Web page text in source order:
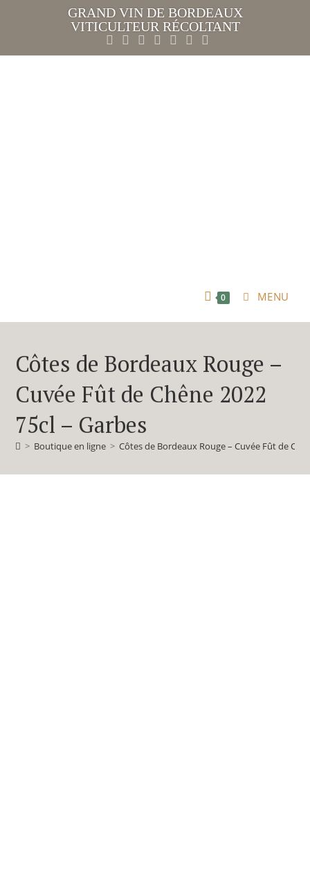
GRAND VIN DE BORDEAUX
VITICULTEUR RÉCOLTANT
0 MENU
Côtes de Bordeaux Rouge –
Cuvée Fût de Chêne 2022
75cl – Garbes
> Boutique en ligne > Côtes de Bordeaux Rouge – Cuvée Fût de